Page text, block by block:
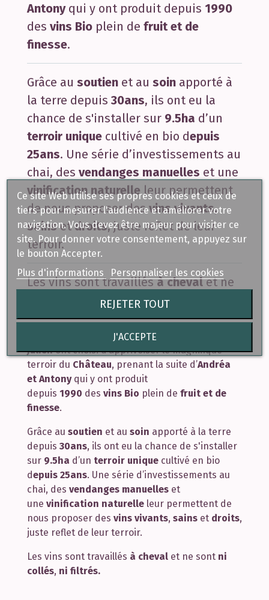
Antonyqui y ont produit depuis 1990
des vins Bio plein de fruit et de
finesse.
Grâce au soutien et au soin apporté à
la terre depuis 30ans, ils ont eu la
chance de s'installer sur 9.5ha d’un
terroir unique cultivé en bio depuis
25ans. Une série d’investissements au
chai, des vendanges manuelles et une
vinification naturelle leur permettent
de nous proposer desvins vivants,
sainsetdroits, juste reflet de leur
terroir.
Les vins sont travaillésà chevalet ne
,ni filtrés.
anvier 2015qu’Alice
Julienont choisi d’apprivoiser le magnifique
terroir du Château, prenant la suite d’Andréa
et Antonyqui y ont produit
depuis 1990 des vins Bio plein de fruit et de
finesse.
Grâce au soutien et au soin apporté à la terre
depuis 30ans, ils ont eu la chance de s'installer
sur 9.5ha d’un terroir unique cultivé en bio
depuis 25ans. Une série d’investissements au
chai, des vendanges manuelles et
une vinification naturelle leur permettent de
nous proposer des vins vivants, sains et droits,
juste reflet de leur terroir.
Les vins sont travaillés à cheval et ne sont ni
collés, ni filtrés.
Ce site Web utilise ses propres cookies et ceux de
tiers pour mesurer l'audience et améliorer votre
navigation. Vous devez être majeur pour visiter ce
site. Pour donner votre consentement, appuyez sur
le bouton Accepter.
Plus d'informations
Personnaliser les cookies
REJETER TOUT
J'ACCEPTE